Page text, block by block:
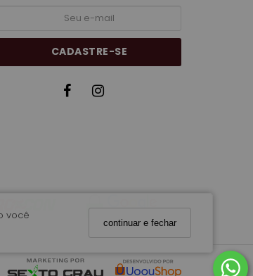
você
continuar e fechar
CADASTRE-SE